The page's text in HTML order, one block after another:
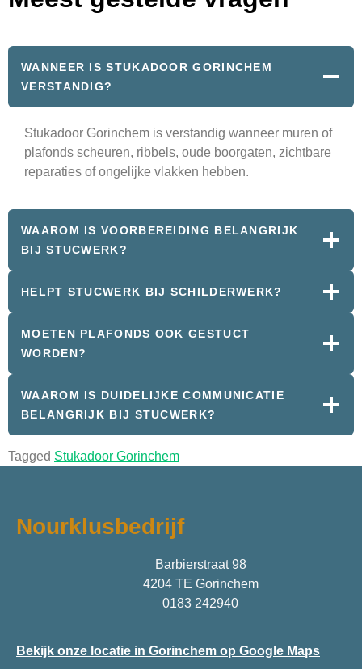
WANNEER IS STUKADOOR GORINCHEM
VERSTANDIG?
Stukadoor Gorinchem is verstandig wanneer muren of
plafonds scheuren, ribbels, oude boorgaten, zichtbare
reparaties of ongelijke vlakken hebben.
WAAROM IS VOORBEREIDING BELANGRIJK
BIJ STUCWERK?
HELPT STUCWERK BIJ SCHILDERWERK?
MOETEN PLAFONDS OOK GESTUCT
WORDEN?
WAAROM IS DUIDELIJKE COMMUNICATIE
BELANGRIJK BIJ STUCWERK?
Tagged Stukadoor Gorinchem
Nourklusbedrijf
Barbierstraat 98
4204 TE Gorinchem
0183 242940
Bekijk onze locatie in Gorinchem op Google Maps